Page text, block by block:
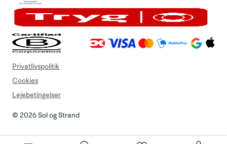
© 2026 Sol og Strand
Privatlivspolitik
Cookies
Lejebetingelser